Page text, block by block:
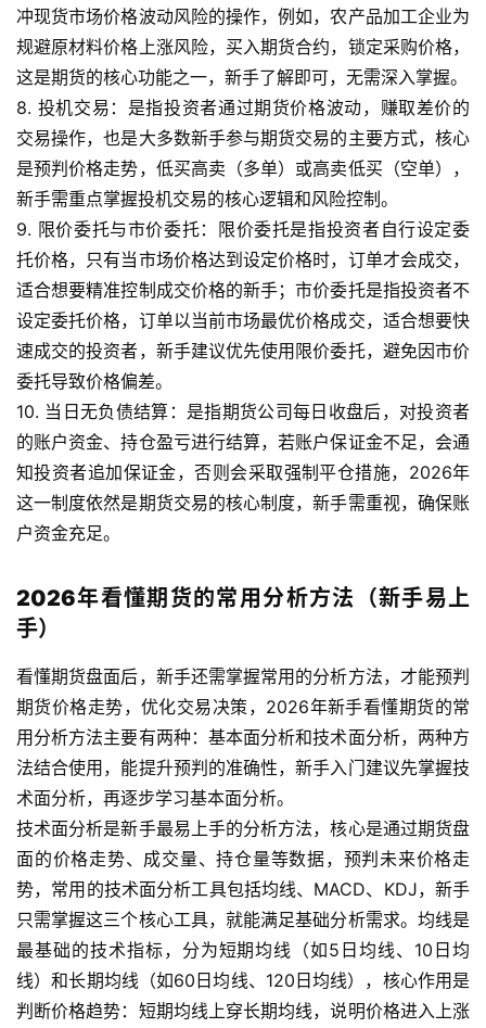
冲现货市场价格波动风险的操作，例如，农产品加工企业为
规避原材料价格上涨风险，买入期货合约，锁定采购价格，
这是期货的核心功能之一，新手了解即可，无需深入掌握。
8. 投机交易：是指投资者通过期货价格波动，赚取差价的
交易操作，也是大多数新手参与期货交易的主要方式，核心
是预判价格走势，低买高卖（多单）或高卖低买（空单），
新手需重点掌握投机交易的核心逻辑和风险控制。
9. 限价委托与市价委托：限价委托是指投资者自行设定委
托价格，只有当市场价格达到设定价格时，订单才会成交，
适合想要精准控制成交价格的新手；市价委托是指投资者不
设定委托价格，订单以当前市场最优价格成交，适合想要快
速成交的投资者，新手建议优先使用限价委托，避免因市价
委托导致价格偏差。
10. 当日无负债结算：是指期货公司每日收盘后，对投资者
的账户资金、持仓盈亏进行结算，若账户保证金不足，会通
知投资者追加保证金，否则会采取强制平仓措施，2026年
这一制度依然是期货交易的核心制度，新手需重视，确保账
户资金充足。
2026年看懂期货的常用分析方法（新手易上
手）
看懂期货盘面后，新手还需掌握常用的分析方法，才能预判
期货价格走势，优化交易决策，2026年新手看懂期货的常
用分析方法主要有两种：基本面分析和技术面分析，两种方
法结合使用，能提升预判的准确性，新手入门建议先掌握技
术面分析，再逐步学习基本面分析。
技术面分析是新手最易上手的分析方法，核心是通过期货盘
面的价格走势、成交量、持仓量等数据，预判未来价格走
势，常用的技术面分析工具包括均线、MACD、KDJ，新手
只需掌握这三个核心工具，就能满足基础分析需求。均线是
最基础的技术指标，分为短期均线（如5日均线、10日均
线）和长期均线（如60日均线、120日均线），核心作用是
判断价格趋势：短期均线上穿长期均线，说明价格进入上涨